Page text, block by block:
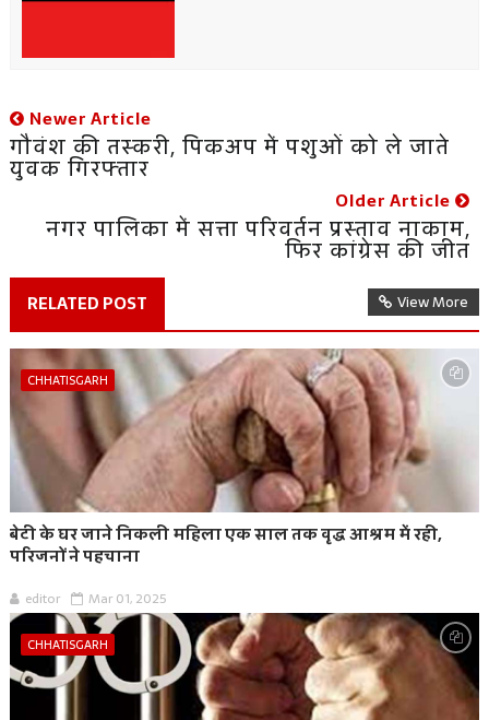
Newer Article
गौवंश की तस्करी, पिकअप में पशुओं को ले जाते
युवक गिरफ्तार
Older Article
नगर पालिका में सत्ता परिवर्तन प्रस्ताव नाकाम,
फिर कांग्रेस की जीत
RELATED POST View More
CHHATISGARH
बेटी के घर जाने निकली महिला एक साल तक वृद्ध आश्रम में रही,
परिजनों ने पहचाना
editor Mar 01, 2025
CHHATISGARH